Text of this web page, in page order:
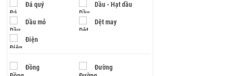
Đá quý Dầu - Hạt dầu
Dầu mỏ Dệt may
Điện
Đồng Đường